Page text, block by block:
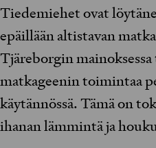
Tiedemiehet ovat
epäillään altistavan
Tjäreborgin
matkageenin toimintaa
käytännössä. Tämä on
ihanan lämmintä ja